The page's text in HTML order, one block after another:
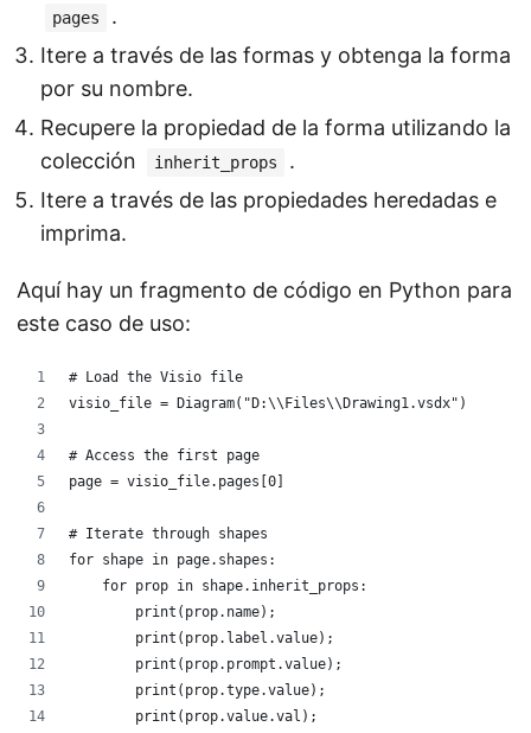
pages
.
Itere a través de las formas y obtenga la forma
por su nombre.
Recupere la propiedad de la forma utilizando la
colección
inherit_props
.
Itere a través de las propiedades heredadas e
imprima.
Aquí hay un fragmento de código en Python para
este caso de uso:
# Load the Visio file
visio_file = Diagram("D:\\Files\\Drawing1.vsdx")
# Access the first page
page = visio_file.pages[0]
# Iterate through shapes
for shape in page.shapes:
    for prop in shape.inherit_props:
        print(prop.name);
        print(prop.label.value);
        print(prop.prompt.value);
        print(prop.type.value);
        print(prop.value.val);